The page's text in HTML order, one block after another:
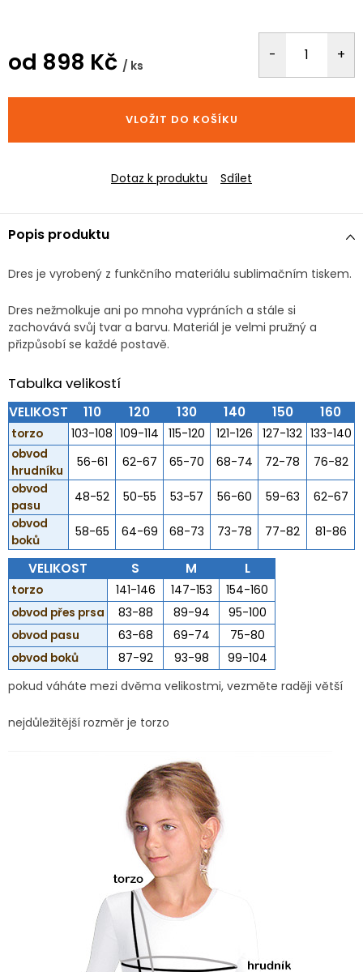
od 898 Kč / ks
cena:
VLOŽIT DO KOŠÍKU
Dotaz k produktu Sdílet
Popis produktu
Dres je vyrobený z funkčního materiálu sublimačním tiskem.
Dres nežmolkuje ani po mnoha vypráních a stále si
zachovává svůj tvar a barvu. Materiál je velmi pružný a
přizpůsobí se každé postavě.
Tabulka velikostí
VELIKOST 110 120 130 140 150 160
torzo 103-108 109-114 115-120 121-126 127-132 133-140
obvod
hrudníku
56-61 62-67 65-70 68-74 72-78
76-82
obvod
pasu
48-52 50-55 53-57 56-60 59-63
62-67
obvod
boků
58-65 64-69 68-73 73-78 77-82 81-86
VELIKOST S M L
torzo 141-146 147-153
154-160
obvod přes prsa
83-88 89-94
95-100
obvod pasu
63-68 69-74
75-80
obvod boků
87-92 93-98
99-104
pokud váháte mezi dvěma velikostmi, vezměte raději větší
nejdůležitější rozměr je torzo